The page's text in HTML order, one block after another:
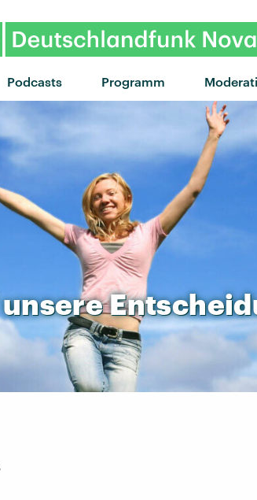
Podcasts Programm
"What I Might Do"
unsere